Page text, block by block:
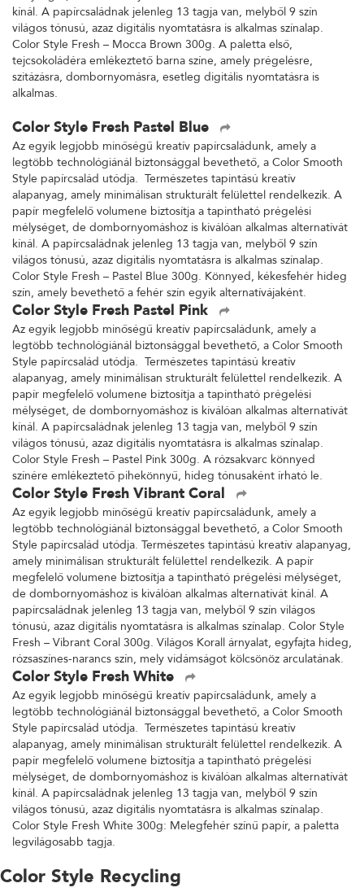
kínál. A papírcsaládnak jelenleg 13 tagja van, melyből 9 szín
világos tónusú, azaz digitális nyomtatásra is alkalmas színalap.
Color Style Fresh – Mocca Brown 300g. A paletta első,
tejcsokoládéra emlékeztető barna színe, amely prégelésre,
szitázásra, dombornyomásra, esetleg digitális nyomtatásra is
alkalmas.
Color Style Fresh Pastel Blue
Az egyik legjobb minőségű kreatív papírcsaládunk, amely a
legtöbb technológiánál biztonsággal bevethető, a Color Smooth
Style papírcsalád utódja. Természetes tapintású kreatív
alapanyag, amely minimálisan strukturált felülettel rendelkezik. A
papír megfelelő volumene biztosítja a tapintható prégelési
mélységet, de dombornyomáshoz is kiválóan alkalmas alternatívát
kínál. A papírcsaládnak jelenleg 13 tagja van, melyből 9 szín
világos tónusú, azaz digitális nyomtatásra is alkalmas színalap.
Color Style Fresh – Pastel Blue 300g. Könnyed, kékesfehér hideg
szín, amely bevethető a fehér szín egyik alternatívájaként.
Color Style Fresh Pastel Pink
Az egyik legjobb minőségű kreatív papírcsaládunk, amely a
legtöbb technológiánál biztonsággal bevethető, a Color Smooth
Style papírcsalád utódja. Természetes tapintású kreatív
alapanyag, amely minimálisan strukturált felülettel rendelkezik. A
papír megfelelő volumene biztosítja a tapintható prégelési
mélységet, de dombornyomáshoz is kiválóan alkalmas alternatívát
kínál. A papírcsaládnak jelenleg 13 tagja van, melyből 9 szín
világos tónusú, azaz digitális nyomtatásra is alkalmas színalap.
Color Style Fresh – Pastel Pink 300g. A rózsakvarc könnyed
színére emlékeztető pihekönnyű, hideg tónusaként írható le.
Color Style Fresh Vibrant Coral
Az egyik legjobb minőségű kreatív papírcsaládunk, amely a
legtöbb technológiánál biztonsággal bevethető, a Color Smooth
Style papírcsalád utódja. Természetes tapintású kreatív alapanyag,
amely minimálisan strukturált felülettel rendelkezik. A papír
megfelelő volumene biztosítja a tapintható prégelési mélységet,
de dombornyomáshoz is kiválóan alkalmas alternatívát kínál. A
papírcsaládnak jelenleg 13 tagja van, melyből 9 szín világos
tónusú, azaz digitális nyomtatásra is alkalmas színalap. Color Style
Fresh – Vibrant Coral 300g. Világos Korall árnyalat, egyfajta hideg,
rózsaszínes-narancs szín, mely vidámságot kölcsönöz arculatának.
Color Style Fresh White
Az egyik legjobb minőségű kreatív papírcsaládunk, amely a
legtöbb technológiánál biztonsággal bevethető, a Color Smooth
Style papírcsalád utódja. Természetes tapintású kreatív
alapanyag, amely minimálisan strukturált felülettel rendelkezik. A
papír megfelelő volumene biztosítja a tapintható prégelési
mélységet, de dombornyomáshoz is kiválóan alkalmas alternatívát
kínál. A papírcsaládnak jelenleg 13 tagja van, melyből 9 szín
világos tónusú, azaz digitális nyomtatásra is alkalmas színalap.
Color Style Fresh White 300g: Melegfehér színű papír, a paletta
legvilágosabb tagja.
Color Style Recycling